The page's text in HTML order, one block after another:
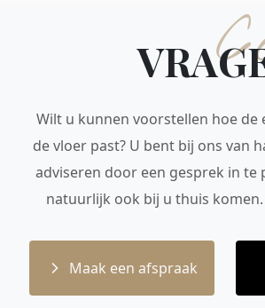
Wilt u kunnen voorstellen hoe
de vloer past? U bent bij ons van
adviseren door een gesprek in te
natuurlijk ook bij u thuis
Maak een afspraak